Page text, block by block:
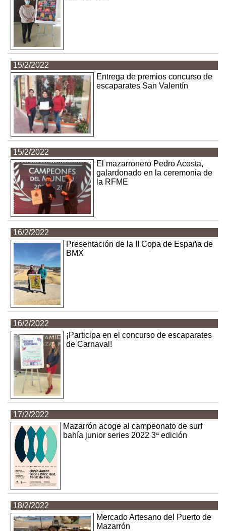
15/2/2022
Entrega de premios concurso de
escaparates San Valentín
15/2/2022
El mazarronero Pedro Acosta,
galardonado en la ceremonia de
la RFME
16/2/2022
Presentación de la II Copa de España de
BMX
16/2/2022
¡Participa en el concurso de escaparates
de Carnaval!
17/2/2022
Mazarrón acoge al campeonato de surf
bahía junior series 2022 3ª edición
18/2/2022
Mercado Artesano del Puerto de
Mazarrón